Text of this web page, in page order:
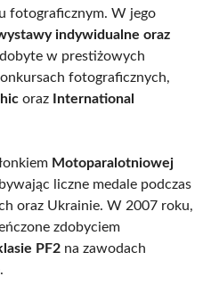
fotograficznym. W jego
indywidualne oraz
w prestiżowych
fotograficznych,
oraz
International
Motoparalotniowej
liczne medale podczas
oraz Ukrainie. W 2007 roku,
zdobyciem
PF2 na zawodach